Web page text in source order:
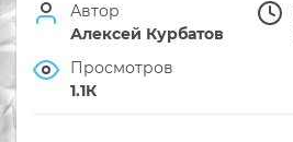
Автор
Алексей Курбатов
Просмотров
1.1К